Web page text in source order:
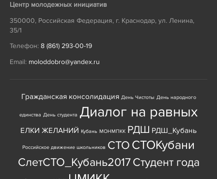
Центр молодежных инициатив
350000, Российская Федерация, г. Краснодар, ул. Ленина,
35/1
Телефон: 8 (861) 293-00-19
Email: moloddobro@yandex.ru
Гражданская консолидация День Чистоты День народного
единства День студента Диалог на равных
ЕЛКИ ЖЕЛАНИЙ Кубань МОНМПКК РДШ РДШ_Кубань
Российское движение школьников СТО СТОКубани
СлетСТО_Кубань2017Студент года